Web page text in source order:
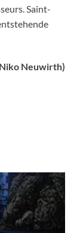
Saint-
Neuwirth)